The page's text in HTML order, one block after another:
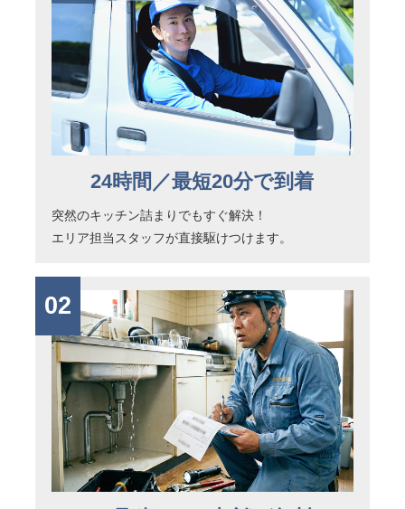
24時間／最短20分で到着
突然のキッチン詰まりでもすぐ解決！
エリア担当スタッフが直接駆けつけます。
02